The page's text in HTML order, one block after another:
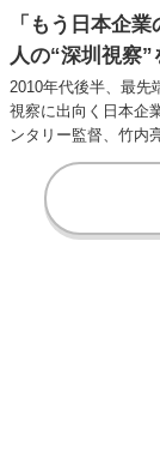
「もう日本企
人の“深圳視察
2010年代後半、最先
視察に出向く日本企
ンタリー監督、竹内
企業の視察は…